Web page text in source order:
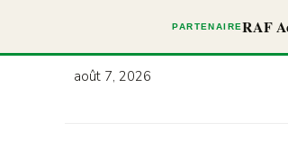
PARTENAIRERAF
août 7, 2026